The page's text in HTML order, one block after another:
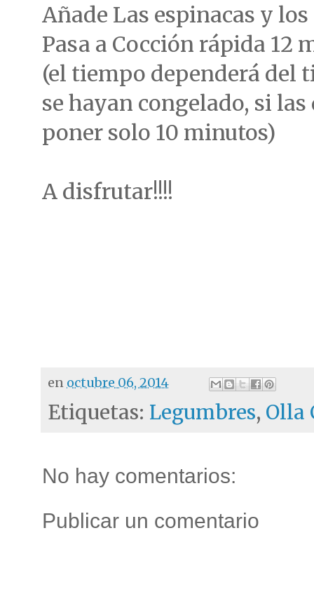
Añade Las espinacas y
Pasa a Cocción rápida 12
(el tiempo dependerá del
se hayan congelado, si
poner solo 10 minutos)
A disfrutar!!!!
en octubre 06, 2014
Etiquetas: Legumbres, Olla
No hay comentarios:
Publicar un comentario